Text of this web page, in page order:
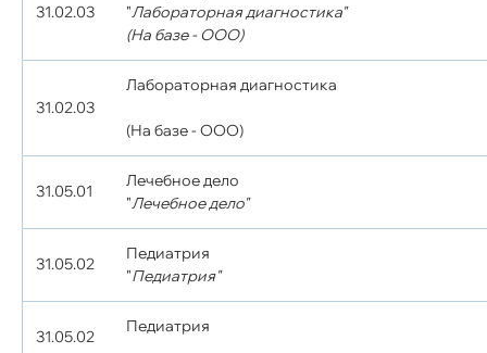
31.02.03
"Лабораторная диагностика"
(На базе - ООО)
31.02.03
Лабораторная диагностика
(На базе - ООО)
31.05.01
Лечебное дело
"Лечебное дело"
31.05.02
Педиатрия
"Педиатрия"
31.05.02
Педиатрия